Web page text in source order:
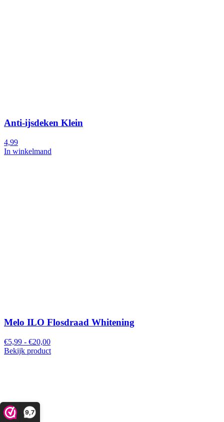
9,7
Anti-ijsdeken Klein
4,99
In winkelmand
Melo ILO Flosdraad Whitening
€5,99 - €20,00
Bekijk product